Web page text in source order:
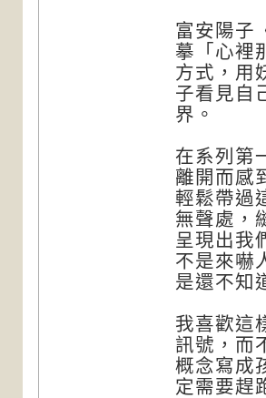
富安陽子
摹「心裡
方式，用
子看見自
界。
在系列第
離開而感
輕鬆帶過
無聲處，
呈現出我
不是來嚇
是還不知
我喜歡這
訊號，而
概念寫成
定需要趕